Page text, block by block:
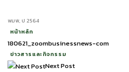
หน้าหลัก
ข่าวสารและกิจกรรม
พิมพ์,ปี 2564
180621_zoombusinessnews-com
Next Post